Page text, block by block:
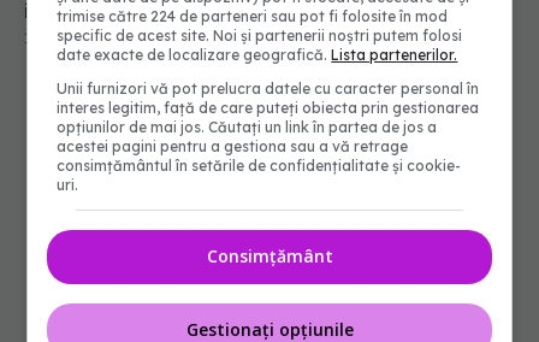
inflamația, dar ascunde și riscuri serioase
15 mai 2026, 23:55
trimise către 224 de parteneri sau pot fi folosite în mod
specific de acest site. Noi și partenerii noștri putem folosi
date exacte de localizare geografică.Lista partenerilor.
Unii furnizori vă pot prelucra datele cu caracter personal în
interes legitim, față de care puteți obiecta prin gestionarea
opțiunilor de mai jos. Căutați un link în partea de jos a
acestei pagini pentru a gestiona sau a vă retrage
consimțământul în setările de confidențialitate și cookie-
uri.
Consimțământ
Gestionați opțiunile